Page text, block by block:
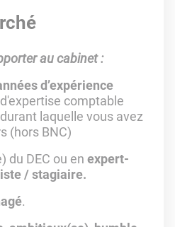
au cabinet :
d’expérience
comptable
laquelle vous avez
(hors BNC)
du DEC ou en expert-
/ stagiaire.
.